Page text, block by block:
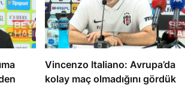
Vincenzo Italiano: Avrupa’da
kolay maç olmadığını gördük